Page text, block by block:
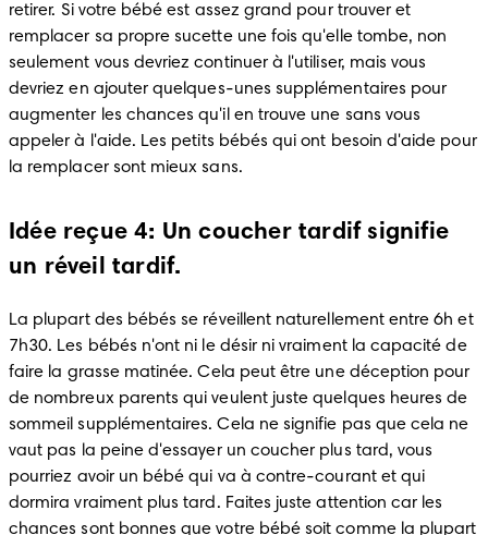
retirer. Si votre bébé est assez grand pour trouver et
remplacer sa propre sucette une fois qu'elle tombe, non
seulement vous devriez continuer à l'utiliser, mais vous
devriez en ajouter quelques-unes supplémentaires pour
augmenter les chances qu'il en trouve une sans vous
appeler à l'aide. Les petits bébés qui ont besoin d'aide pour
la remplacer sont mieux sans.
Idée reçue 4: Un coucher tardif signifie
un réveil tardif.
La plupart des bébés se réveillent naturellement entre 6h et
7h30. Les bébés n'ont ni le désir ni vraiment la capacité de
faire la grasse matinée. Cela peut être une déception pour
de nombreux parents qui veulent juste quelques heures de
sommeil supplémentaires. Cela ne signifie pas que cela ne
vaut pas la peine d'essayer un coucher plus tard, vous
pourriez avoir un bébé qui va à contre-courant et qui
dormira vraiment plus tard. Faites juste attention car les
chances sont bonnes que votre bébé soit comme la plupart